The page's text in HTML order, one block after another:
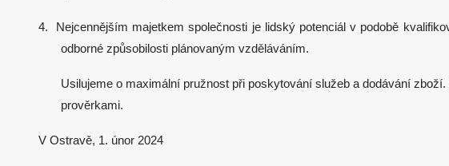
4. Nejcennějším majetkem společnosti je lidský potenciál v podobě
odborné způsobilosti plánovaným vzděláváním.
Usilujeme o maximální pružnost při poskytování služeb a dodávání
prověrkami.
V Ostravě, 1. únor 2024